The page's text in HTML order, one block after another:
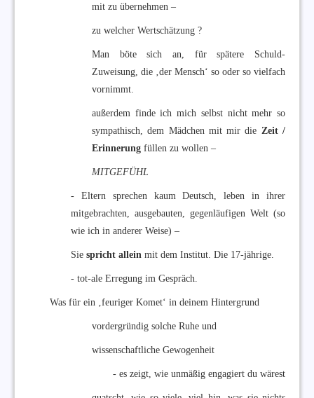
mit zu übernehmen –
zu welcher Wertschätzung ?
Man böte sich an, für spätere Schuld-
Zuweisung, die ‚der Mensch‘ so oder so vielfach
vornimmt.
außerdem finde ich mich selbst nicht mehr so
sympathisch, dem Mädchen mit mir die Zeit /
Erinnerung füllen zu wollen –
MITGEFÜHL
- Eltern sprechen kaum Deutsch, leben in ihrer
mitgebrachten, ausgebauten, gegenläufigen Welt (so
wie ich in anderer Weise) –
Sie spricht allein mit dem Institut. Die 17-jährige.
- tot-ale Erregung im Gespräch.
Was für ein ‚feuriger Komet‘ in deinem Hintergrund
vordergründig solche Ruhe und
wissenschaftliche Gewogenheit
- es zeigt, wie unmäßig engagiert du wärest